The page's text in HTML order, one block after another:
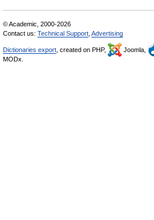
© Academic, 2000-2026
Contact us: Technical Support Advertising
Dictionaries export , created on PHP, Joomla,
MODx.